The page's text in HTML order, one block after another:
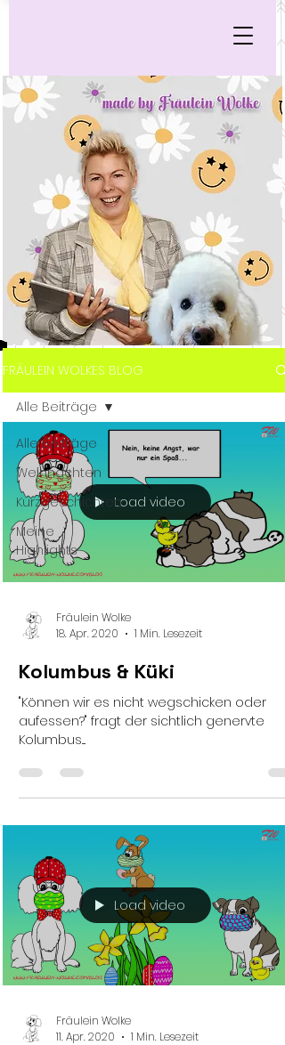
FRÄULEIN WOLKES BLOG
Alle Beiträge
Weihnachten
Kurzgeschichten
Meine
Highlights
Alle Beiträge
Load video
Fräulein Wolke
18. Apr. 2020
1 Min. Lesezeit
Kolumbus & Küki
"Können wir es nicht wegschicken oder
aufessen?" fragt der sichtlich genervte
Kolumbus....
Load video
Fräulein Wolke
11. Apr. 2020
1 Min. Lesezeit